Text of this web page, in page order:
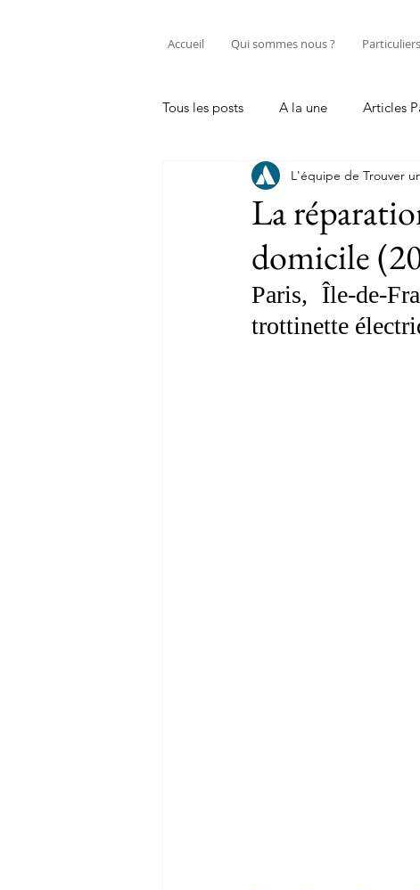
Accueil Qui sommes nous ? Particuliers
Tous les posts A la une Articles
Entretenir sa trottinette électriqu
Professionnel Tutos réparation
La
domicile
L'équipe de Trouver
Paris, Île-de-
trottinette